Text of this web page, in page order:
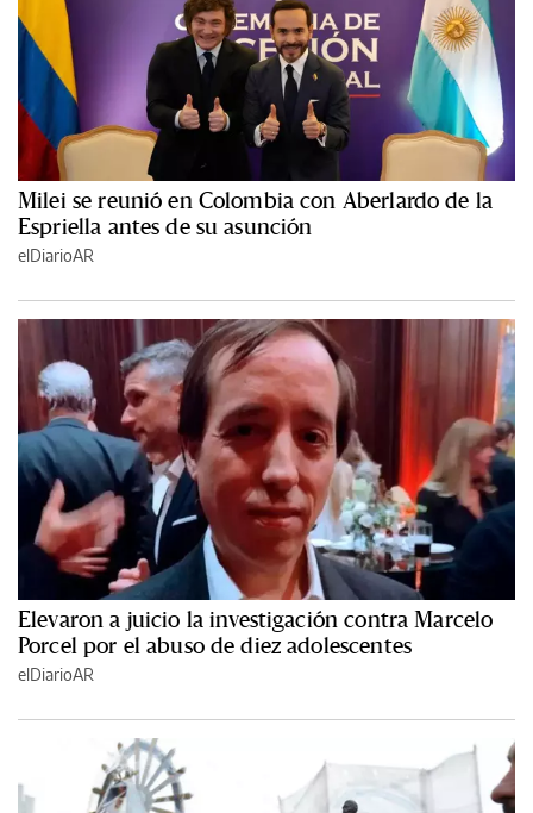
Milei se reunió en Colombia con Aberlardo de la
Espriella antes de su asunción
elDiarioAR
Elevaron a juicio la investigación contra Marcelo
Porcel por el abuso de diez adolescentes
elDiarioAR